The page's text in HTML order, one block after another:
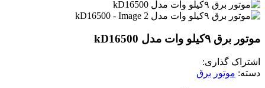
موتور برق ۹کیلو وات مدل kD16500
اشتراک گذاری:
دسته: موتور برق